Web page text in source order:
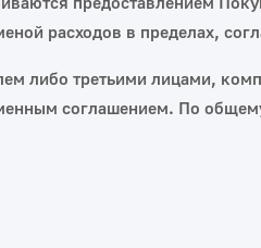
расходов в пределах,
либо третьими лицами,
соглашением. По